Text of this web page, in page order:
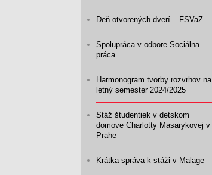
Deň otvorených dverí – FSVaZ
Spolupráca v odbore Sociálna
práca
Harmonogram tvorby rozvrhov na
letný semester 2024/2025
Stáž študentiek v detskom
domove Charlotty Masarykovej v
Prahe
Krátka správa k stáži v Malage